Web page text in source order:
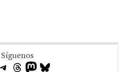
Síguenos